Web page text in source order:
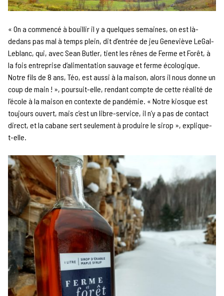
« On a commencé à bouillir il y a quelques semaines, on est là-
dedans pas mal à temps plein, dit d’entrée de jeu Geneviève LeGal-
Leblanc, qui, avec Sean Butler, tient les rênes de Ferme et Forêt, à
la fois entreprise d’alimentation sauvage et ferme écologique.
Notre fils de 8 ans, Téo, est aussi à la maison, alors il nous donne un
coup de main ! », poursuit-elle, rendant compte de cette réalité de
l’école à la maison en contexte de pandémie. « Notre kiosque est
toujours ouvert, mais c’est un libre-service, il n’y a pas de contact
direct, et la cabane sert seulement à produire le sirop », explique-
t-elle.